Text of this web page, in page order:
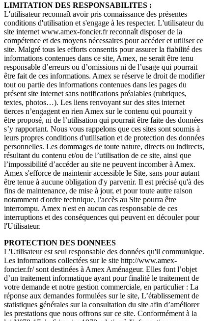
LIMITATION DES RESPONSABILITES :
L'utilisateur reconnaît avoir pris connaissance des présentes
conditions d'utilisation et s'engage à les respecter. L'utilisateur du
site internet www.amex-foncier.fr reconnaît disposer de la
compétence et des moyens nécessaires pour accéder et utiliser ce
site. Malgré tous les efforts consentis pour assurer la fiabilité des
informations contenues dans ce site, Amex, ne serait être tenu
responsable d’erreurs ou d’omissions ni de l’usage qui pourrait
être fait de ces informations. Amex se réserve le droit de modifier
tout ou partie des informations contenues dans les pages du
présent site internet sans notifications préalables (rubriques,
textes, photos…). Les liens renvoyant sur des sites internet
tierces n’engagent en rien Amex sur le contenu qui pourrait y
être proposé, ni de l’utilisation qui pourrait être faite des données
s’y rapportant. Nous vous rappelons que ces sites sont soumis à
leurs propres conditions d'utilisation et de protection des données
personnelles. Les dommages de toute nature, directs ou indirects,
résultant du contenu et/ou de l’utilisation de ce site, ainsi que
l’impossibilité d’accéder au site ne peuvent incomber à Amex.
Amex s'efforce de maintenir accessible le Site, sans pour autant
être tenue à aucune obligation d'y parvenir. Il est précisé qu'à des
fins de maintenance, de mise à jour, et pour toute autre raison
notamment d'ordre technique, l'accès au Site pourra être
interrompu. Amex n'est en aucun cas responsable de ces
interruptions et des conséquences qui peuvent en découler pour
l'Utilisateur.
PROTECTION DES DONNEES
L'Utilisateur est seul responsable des données qu'il communique.
Les informations collectées sur le site http://www.amex-
foncier.fr/ sont destinées à Amex Aménageur. Elles font l’objet
d’un traitement informatique ayant pour finalité le traitement de
votre demande et notre gestion commerciale, en particulier : La
réponse aux demandes formulées sur le site, L’établissement de
statistiques générales sur la consultation du site afin d’améliorer
les prestations que nous offrons sur ce site. Conformément à la